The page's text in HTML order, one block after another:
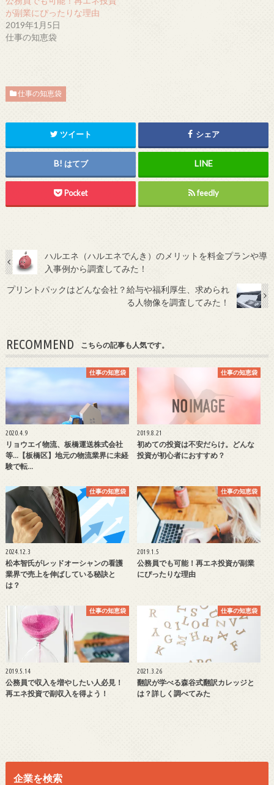
が副業にぴったりな理由
2019年1月5日
仕事の知恵袋
仕事の知恵袋
ツイート シェア
はてブ
Pocket feedly
ハルエネ（ハルエネでんき）のメリットを料金プランや導
入事例から調査してみた！
プリントパックはどんな会社？給与や福利厚生、求められ
る人物像を調査してみた！
RECOMMEND こちらの記事も人気です。
仕事の知恵袋
2020.4.9
リョウエイ物流、板橋運送株式会社
等…【板橋区】地元の物流業界に未経
験で転…
仕事の知恵袋
2019.8.21
初めての投資は不安だらけ。どんな
投資が初心者におすすめ？
仕事の知恵袋
2024.12.3
松本智氏がレッドオーシャンの看護
業界で売上を伸ばしている秘訣と
は？
仕事の知恵袋
2019.1.5
公務員でも可能！再エネ投資が副業
にぴったりな理由
仕事の知恵袋
2019.5.14
公務員で収入を増やしたい人必見！
再エネ投資で副収入を得よう！
仕事の知恵袋
2021.3.26
翻訳が学べる森谷式翻訳カレッジと
は？詳しく調べてみた
企業を検索